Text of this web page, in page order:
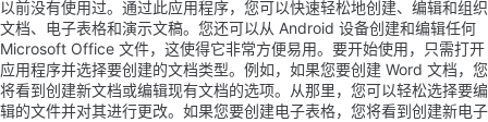
以前没有使用过。通过此应用程序，您可以快速轻松地创建、编辑和组织
文档、电子表格和演示文稿。您还可以从 Android 设备创建和编辑任何
Microsoft Office 文件，这使得它非常方便易用。要开始使用，只需打开
应用程序并选择要创建的文档类型。例如，如果您要创建 Word 文档，您
将看到创建新文档或编辑现有文档的选项。从那里，您可以轻松选择要编
辑的文件并对其进行更改。如果您要创建电子表格，您将看到创建新电子